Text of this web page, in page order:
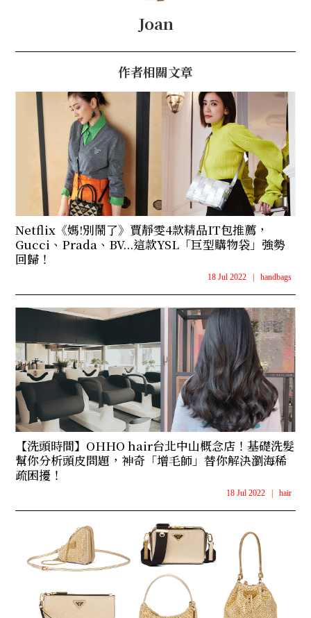
Joan
作者相關文章
Netflix《媽!別鬧了》賈靜雯4款精品IT包推薦，
Gucci、Prada、BV...這款YSL「巨型購物袋」強勢
回歸！
18 Jul 2022 handbags
【洗頭時間】OHHO hair台北中山概念店！基礎洗髮
幫你分析頭皮問題，神奇「增毛師」替你解決瀏海稀
疏困擾！
18 Jul 2022 hair